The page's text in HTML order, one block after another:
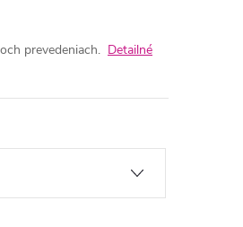
prevedeniach. Detailné